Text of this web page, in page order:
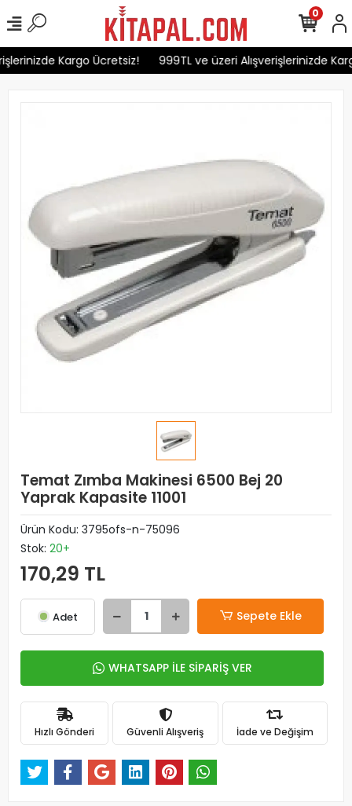
Kargo Ücretsiz! 999TL ve üzeri Alışverişlerinizde
0
Temat Zımba Makinesi 6500 Bej 20
Yaprak Kapasite 11001
Ürün Kodu: 3795ofs-n-75096
Stok: 20+
170,29 TL
Adet Sepete Ekle
WHATSAPP İLE SİPARİŞ VER
Hızlı Gönderi Güvenli Alışveriş İade ve Değişim